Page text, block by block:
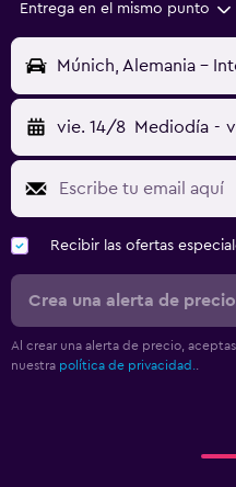
Entrega en el mismo punto
vie. 14/8 Mediodía -
Recibir las ofertas
Crea una alerta de precio
Al crear una alerta de precio,
nuestra política de privacidad..